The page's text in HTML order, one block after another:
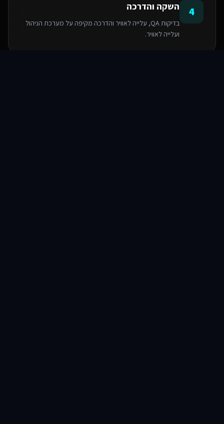
4 השקה והדרכה
בדיקות QA, עלייה לאוויר והדרכה מקיפה על מערכת הניהול
ועלייה לאוויר.